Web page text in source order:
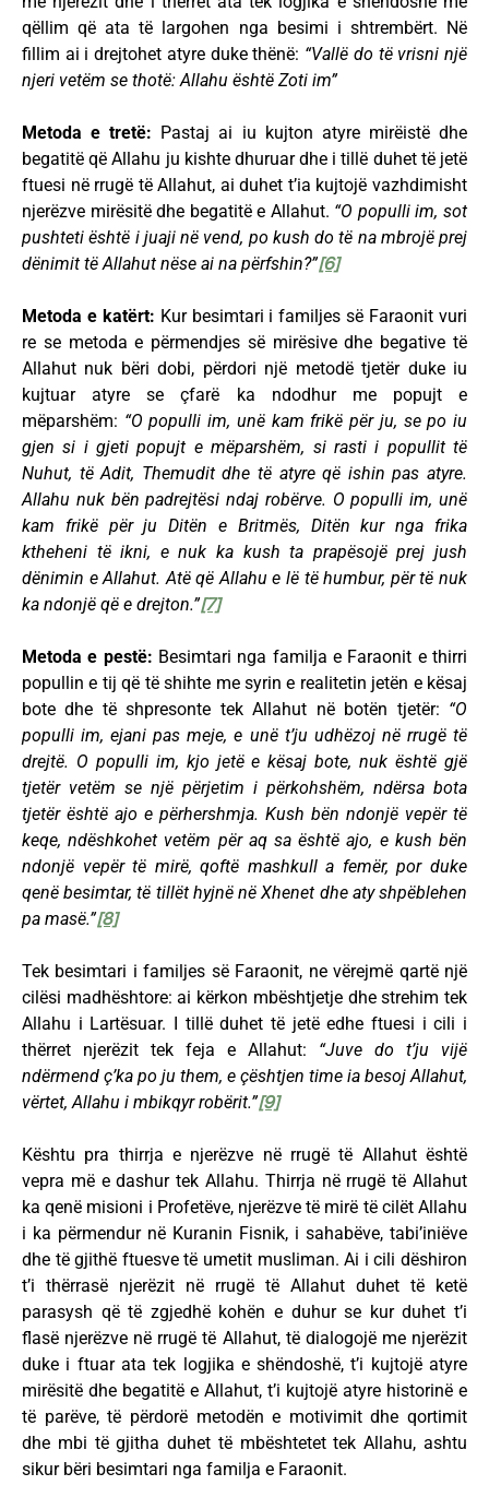
qëllim që ata të largohen nga besimi i shtrembërt. Në
fillim ai i drejtohet atyre duke thënë: “Vallë do të vrisni një
njeri vetëm se thotë: Allahu është Zoti im”
Metoda e tretë: Pastaj ai iu kujton atyre mirëistë dhe
begatitë që Allahu ju kishte dhuruar dhe i tillë duhet të jetë
ftuesi në rrugë të Allahut, ai duhet t’ia kujtojë vazhdimisht
njerëzve mirësitë dhe begatitë e Allahut. “O populli im, sot
pushteti është i juaji në vend, po kush do të na mbrojë prej
dënimit të Allahut nëse ai na përfshin?”[6]
Metoda e katërt: Kur besimtari i familjes së Faraonit vuri
re se metoda e përmendjes së mirësive dhe begative të
Allahut nuk bëri dobi, përdori një metodë tjetër duke iu
kujtuar atyre se çfarë ka ndodhur me popujt e
mëparshëm: “O populli im, unë kam frikë për ju, se po iu
gjen si i gjeti popujt e mëparshëm, si rasti i popullit të
Nuhut, të Adit, Themudit dhe të atyre që ishin pas atyre.
Allahu nuk bën padrejtësi ndaj robërve. O populli im, unë
kam frikë për ju Ditën e Britmës, Ditën kur nga frika
ktheheni të ikni, e nuk ka kush ta prapësojë prej jush
dënimin e Allahut. Atë që Allahu e lë të humbur, për të nuk
ka ndonjë që e drejton.”[7]
Metoda e pestë: Besimtari nga familja e Faraonit e thirri
popullin e tij që të shihte me syrin e realitetin jetën e kësaj
bote dhe të shpresonte tek Allahut në botën tjetër: “O
populli im, ejani pas meje, e unë t’ju udhëzoj në rrugë të
drejtë. O populli im, kjo jetë e kësaj bote, nuk është gjë
tjetër vetëm se një përjetim i përkohshëm, ndërsa bota
tjetër është ajo e përhershmja. Kush bën ndonjë vepër të
keqe, ndëshkohet vetëm për aq sa është ajo, e kush bën
ndonjë vepër të mirë, qoftë mashkull a femër, por duke
qenë besimtar, të tillët hyjnë në Xhenet dhe aty shpëblehen
pa masë.”[8]
Tek besimtari i familjes së Faraonit, ne vërejmë qartë një
cilësi madhështore: ai kërkon mbështjetje dhe strehim tek
Allahu i Lartësuar. I tillë duhet të jetë edhe ftuesi i cili i
thërret njerëzit tek feja e Allahut: “Juve do t’ju vijë
ndërmend ç’ka po ju them, e çështjen time ia besoj Allahut,
vërtet, Allahu i mbikqyr robërit.”[9]
Kështu pra thirrja e njerëzve në rrugë të Allahut është
vepra më e dashur tek Allahu. Thirrja në rrugë të Allahut
ka qenë misioni i Profetëve, njerëzve të mirë të cilët Allahu
i ka përmendur në Kuranin Fisnik, i sahabëve, tabi’iniëve
dhe të gjithë ftuesve të umetit musliman. Ai i cili dëshiron
t’i thërrasë njerëzit në rrugë të Allahut duhet të ketë
parasysh që të zgjedhë kohën e duhur se kur duhet t’i
flasë njerëzve në rrugë të Allahut, të dialogojë me njerëzit
duke i ftuar ata tek logjika e shëndoshë, t’i kujtojë atyre
mirësitë dhe begatitë e Allahut, t’i kujtojë atyre historinë e
të parëve, të përdorë metodën e motivimit dhe qortimit
dhe mbi të gjitha duhet të mbështetet tek Allahu, ashtu
sikur bëri besimtari nga familja e Faraonit.